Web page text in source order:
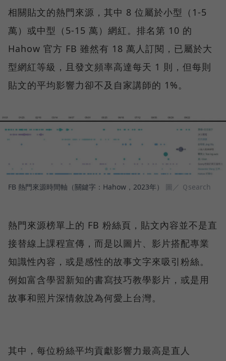
相關貼文的熱門來源，其中 8 位屬於小型（1-5
萬）或中型（5-15 萬）網紅。排名第 10 的
Hahow 官方 FB 雖然有 18 萬人訂閱，已屬於大
型網紅等級，且發文頻率高達每天 1 則，但每則
貼文的平均影響力卻不及自家講師的 1%。
FB 熱門來源時間軸（關鍵字：Hahow，2023年） 圖／ Ｑsearch
熱門來源榜單上的 FB 粉絲頁，貼文內容並不是直
接替線上課程宣傳，而是以圖片、影片搭配專業
知識性內容，或是感性的故事文字來吸引粉絲。
例如富含學習新知的書寫技巧教學影片，或是用
故事和照片深情敘說為何愛上台灣。
其中，每位粉絲平均貢獻影響力最高是直人